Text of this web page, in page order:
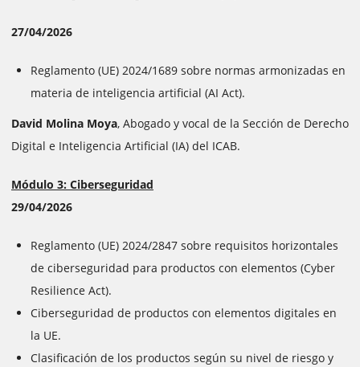
27/04/2026
Reglamento (UE) 2024/1689 sobre normas armonizadas en
materia de inteligencia artificial (AI Act).
David Molina Moya, Abogado y vocal de la Sección de Derecho
Digital e Inteligencia Artificial (IA) del ICAB.
Módulo 3: Ciberseguridad
29/04/2026
Reglamento (UE) 2024/2847 sobre requisitos horizontales
de ciberseguridad para productos con elementos (Cyber
Resilience Act).
Ciberseguridad de productos con elementos digitales en
la UE.
Clasificación de los productos según su nivel de riesgo y